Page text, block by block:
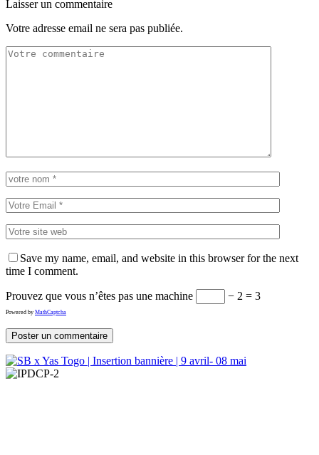
Laisser un commentaire
Votre adresse email ne sera pas publiée.
Save my name, email, and website in this browser for the next
time I comment.
Prouvez que vous n’êtes pas une machine − 2 = 3
Powered by MathCaptcha